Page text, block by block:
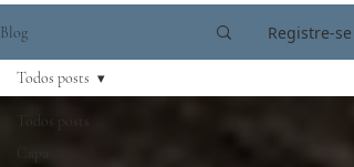
Blog Registre-se
Todos posts
Capa
Todos posts